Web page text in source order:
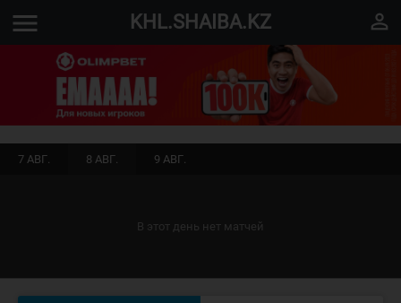
menu KHL.SHAIBA.KZ perm_identity
7 АВГ. 8 АВГ. 9 АВГ.
В этот день нет матчей